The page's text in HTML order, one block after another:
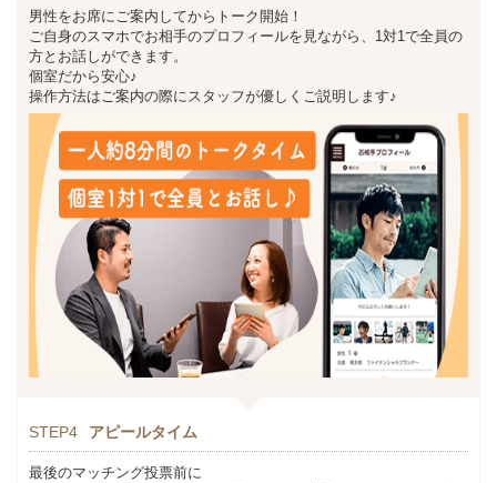
男性をお席にご案内してからトーク開始！
ご自身のスマホでお相手のプロフィールを見ながら、1対1で全員の
方とお話しができます。
個室だから安心♪
操作方法はご案内の際にスタッフが優しくご説明します♪
STEP4 アピールタイム
最後のマッチング投票前に